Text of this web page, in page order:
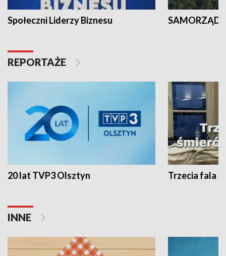
Społeczni Liderzy Biznesu SAMORZĄD
REPORTAŻE
20 lat TVP3 Olsztyn Trzecia fala -
INNE